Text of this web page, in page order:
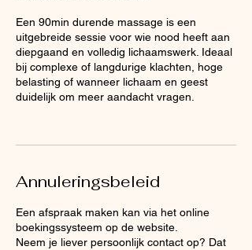
Een 90min durende massage is een
uitgebreide sessie voor wie nood heeft aan
diepgaand en volledig lichaamswerk. Ideaal
bij complexe of langdurige klachten, hoge
belasting of wanneer lichaam en geest
duidelijk om meer aandacht vragen.
Annuleringsbeleid
Een afspraak maken kan via het online
boekingssysteem op de website.
Neem je liever persoonlijk contact op? Dat